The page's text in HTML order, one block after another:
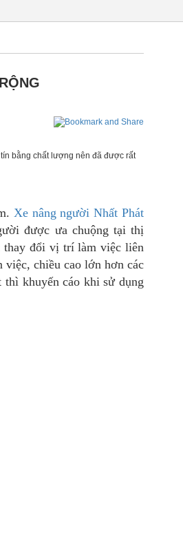
bằng chất lượng nên đã được rất
Xe nâng người Nhất Phát
được ưa chuộng tại thị
thay đổi vị trí làm việc liên
chiều cao lớn hơn các
khuyến cáo khi sử dụng